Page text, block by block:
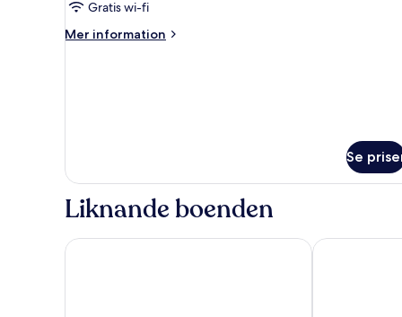
Three's
Company
Gratis wi-fi
Mer information
Mer
Se
Liknande boenden
The Lex NYC Hyatt Place